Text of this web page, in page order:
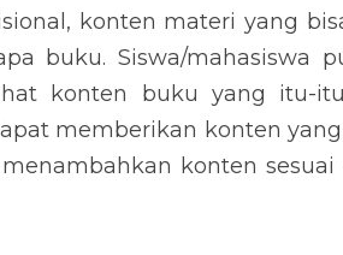
konten materi yang
buku. Siswa/mahasiswa
konten buku yang itu-
memberikan konten
konten